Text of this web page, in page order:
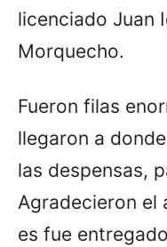
licenciado Juan
Morquecho.
Fueron filas
llegaron a
las despensas,
Agradecieron el
es fue